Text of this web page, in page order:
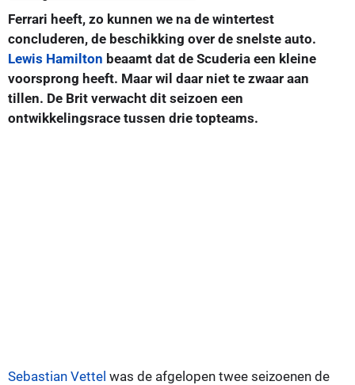
Ferrari heeft, zo kunnen we na de wintertest
concluderen, de beschikking over de snelste auto.
Lewis Hamilton beaamt dat de Scuderia een kleine
voorsprong heeft. Maar wil daar niet te zwaar aan
tillen. De Brit verwacht dit seizoen een
ontwikkelingsrace tussen drie topteams.
Sebastian Vettel was de afgelopen twee seizoenen de